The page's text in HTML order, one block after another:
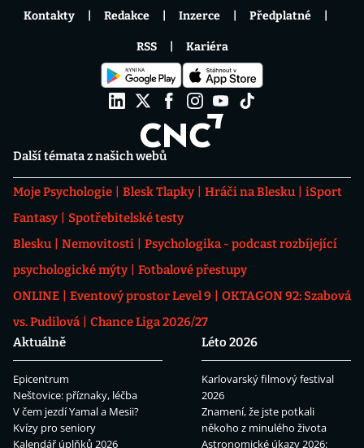
Další témata z našich webů
Moje Psychologie Blesk Tlapky Hráči na Blesku
iSport
Fantasy
Spotřebitelské testy
Blesku
Nemovitosti
Psychologika - podcast rozbíjející
psychologické mýty
Fotbalové přestupy
ONLINE
Eventový prostor Level 9
OKTAGON 92: Szabová
vs. Pudilová
Chance Liga 2026/27
Aktuálně
Epicentrum
Neštovice: příznaky, léčba
V čem jezdí Yamal a Mesii?
Kvízy pro seniory
Kalendář úplňků 2026
Léto 2026
Karlovarský filmový festival
2026
Znamení, že jste potkali
někoho z minulého života
Astronomické úkazy 2026:
Kontakty Redakce Inzerce Předplatné
RSS Kariéra